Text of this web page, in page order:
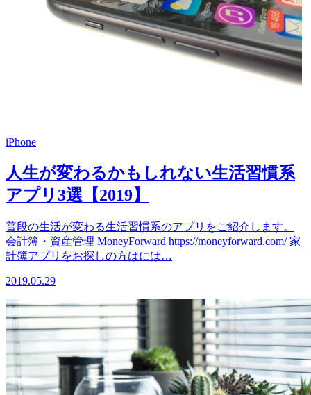
iPhone
人生が変わるかもしれない生活習慣系
アプリ3選【2019】
普段の生活が変わる生活習慣系のアプリをご紹介します。
会計簿・資産管理 MoneyForward https://moneyforward.com/ 家
計簿アプリをお探しの方はには…
2019.05.29